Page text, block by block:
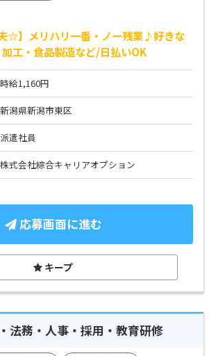
夫☆】メリハリ一番・ノー残業♪好きな
工・食品製造など/日払いOK
時給1,160円
新潟県新潟市東区
派遣社員
株式会社綜合キャリアオプション
応募画面に進む
キープ
法務・人事・採用・教育研修